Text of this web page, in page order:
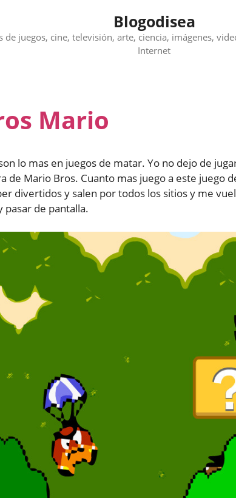
Blogodisea
de juegos, cine, televisión, arte, ciencia, imágenes,
Internet
Mario
lo mas en juegos de matar. Yo no dejo de
de Mario Bros. Cuanto mas juego a este juego
divertidos y salen por todos los sitios y me
pasar de pantalla.